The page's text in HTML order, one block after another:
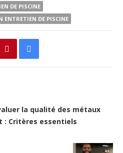
DE PISCINE
ENTRETIEN DE PISCINE
la qualité des métaux
: Critères essentiels